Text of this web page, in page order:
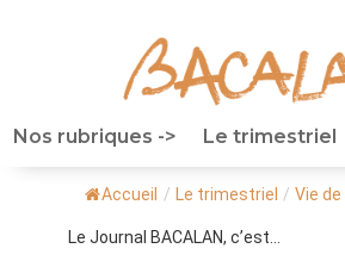
Nos rubriques -> Le trimestriel
Accueil / Le trimestriel / Vie
Le Journal BACALAN, c’est...